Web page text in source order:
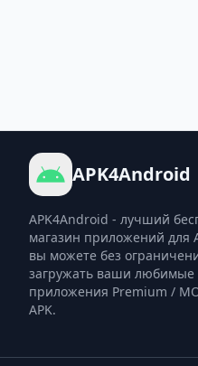
APK4Android
APK4Android - лучший
магазин приложений для
вы можете без
загружать ваши любимые
приложения Premium /
APK.